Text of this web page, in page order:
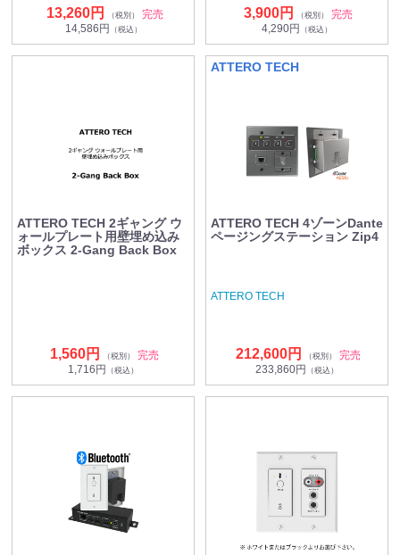
13,260円 （税別）
完売
14,586円 （税込）
3,900円 （税別）
完売
4,290円 （税込）
ATTERO TECH 2ギャング ウ
ォールプレート用壁埋め込み
ボックス 2-Gang Back Box
1,560円 （税別）
完売
1,716円 （税込）
ATTERO TECH
ATTERO TECH 4ゾーンDante
ページングステーション Zip4
ATTERO TECH
212,600円 （税別）
完売
233,860円 （税込）